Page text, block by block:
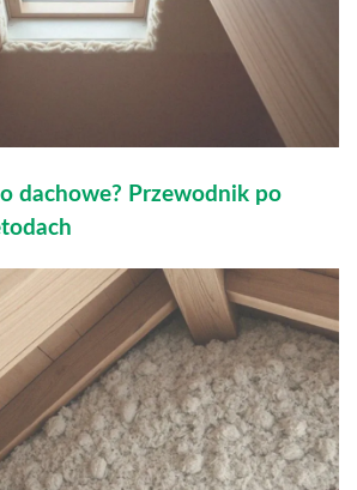
dachowe? Przewodnik po